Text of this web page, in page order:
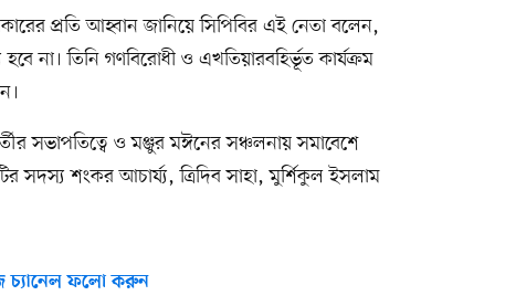
প্রতি আহ্বান জানিয়ে সিপিবির এই নেতা বলেন,
না। তিনি গণবিরোধী ও এখতিয়ারবহির্ভূত কার্যক্রম
সভাপতিত্বে ও মঞ্জুর মঈনের সঞ্চলনায় সমাবেশে
সদস্য শংকর আচার্য্য, ত্রিদিব সাহা, মুর্শিকুল ইসলাম
চ্যানেল ফলো করুন